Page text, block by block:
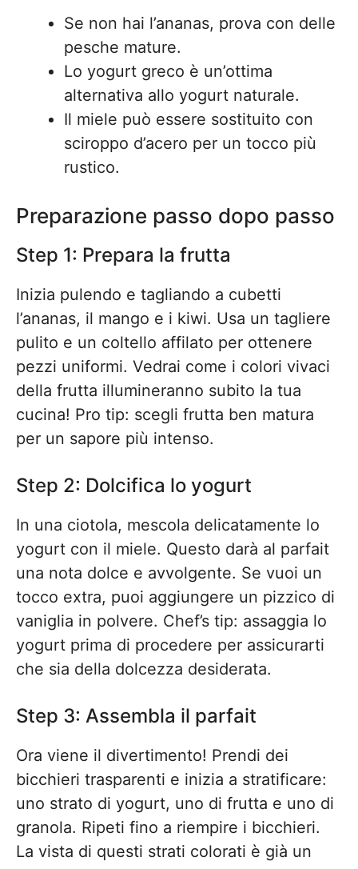
Se non hai l’ananas, prova con delle
pesche mature.
Lo yogurt greco è un’ottima
alternativa allo yogurt naturale.
Il miele può essere sostituito con
sciroppo d’acero per un tocco più
rustico.
Preparazione passo dopo passo
Step 1: Prepara la frutta
Inizia pulendo e tagliando a cubetti
l’ananas, il mango e i kiwi. Usa un tagliere
pulito e un coltello affilato per ottenere
pezzi uniformi. Vedrai come i colori vivaci
della frutta illumineranno subito la tua
cucina! Pro tip: scegli frutta ben matura
per un sapore più intenso.
Step 2: Dolcifica lo yogurt
In una ciotola, mescola delicatamente lo
yogurt con il miele. Questo darà al parfait
una nota dolce e avvolgente. Se vuoi un
tocco extra, puoi aggiungere un pizzico di
vaniglia in polvere. Chef’s tip: assaggia lo
yogurt prima di procedere per assicurarti
che sia della dolcezza desiderata.
Step 3: Assembla il parfait
Ora viene il divertimento! Prendi dei
bicchieri trasparenti e inizia a stratificare:
uno strato di yogurt, uno di frutta e uno di
granola. Ripeti fino a riempire i bicchieri.
La vista di questi strati colorati è già un